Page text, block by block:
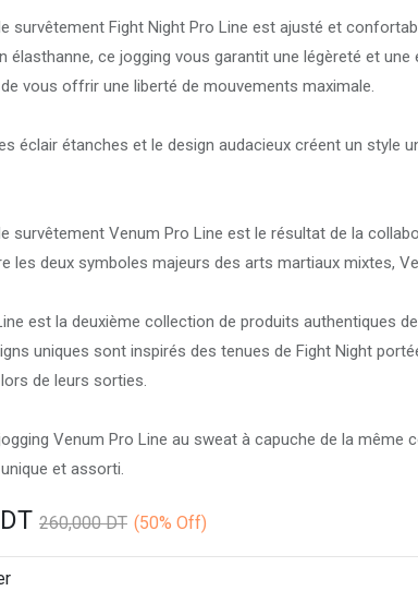
survêtement Fight Night Pro Line est ajusté et
élasthanne, ce jogging vous garantit une légèreté et une
vous offrir une liberté de mouvements maximale.
éclair étanches et le design audacieux créent un style
survêtement Venum Pro Line est le résultat de la
les deux symboles majeurs des arts martiaux mixtes,
est la deuxième collection de produits authentiques
uniques sont inspirés des tenues de Fight Night
de leurs sorties.
Venum Pro Line au sweat à capuche de la même
et assorti.
DT 260,000DT (50% Off)